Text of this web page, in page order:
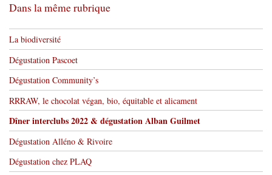
Dans la même rubrique
La biodiversité
Dégustation Pascoet
Dégustation Community’s
RRRAW, le chocolat végan, bio, équitable et alicament
Dîner interclubs 2022 & dégustation Alban Guilmet
Dégustation Alléno & Rivoire
Dégustation chez PLAQ